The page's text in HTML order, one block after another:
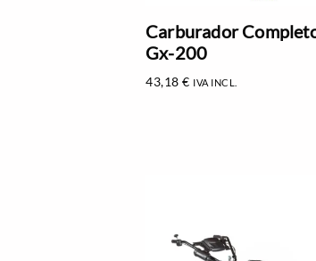
Carburador
Gx-200
43,18 € IVA INCL.